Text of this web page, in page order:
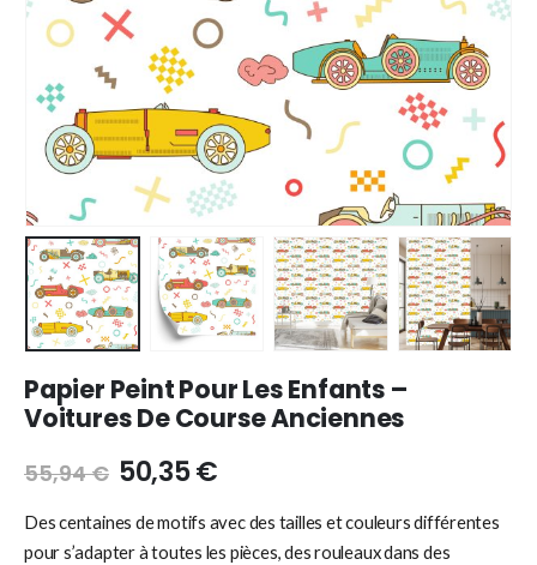
Papier Peint Pour Les Enfants –
Voitures De Course Anciennes
55,94€ 50,35€
Des centaines de motifs avec des tailles et couleurs différentes
pour s’adapter à toutes les pièces, des rouleaux dans des